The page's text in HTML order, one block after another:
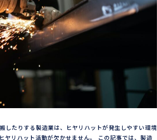
したりする製造業は、ヒヤリハットが発生しやすい環境
ヤリハット活動が欠かせません。 この記事では、製造